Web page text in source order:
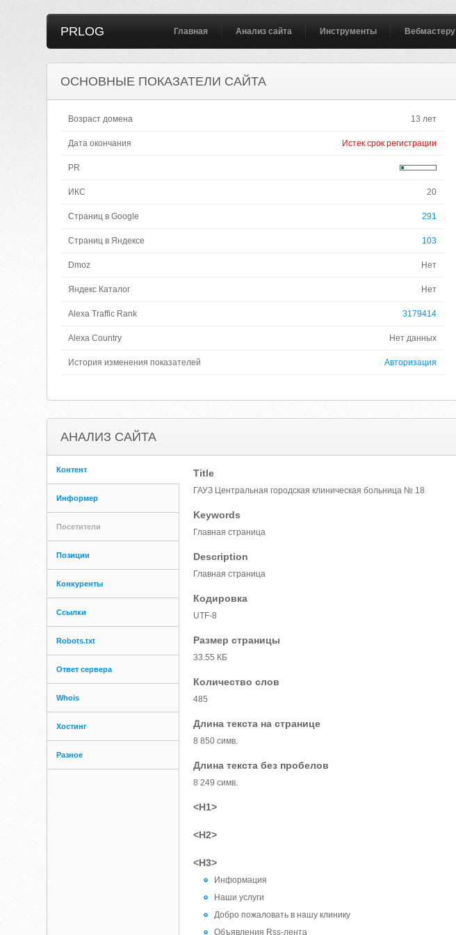
PRLOG Главная Анализ сайта Инструменты Вебмастеру
ОСНОВНЫЕ ПОКАЗАТЕЛИ САЙТА
Возраст домена 13 лет
Дата окончания Истек срок регистрации
PR
ИКС 20
Страниц в Google 291
Страниц в Яндексе 103
Dmoz Нет
Яндекс Каталог Нет
Alexa Traffic Rank 3179414
Alexa Country Нет данных
История изменения показателей Авторизация
АНАЛИЗ САЙТА
Контент
Информер
Посетители
Позиции
Конкуренты
Ссылки
Robots.txt
Ответ сервера
Whois
Хостинг
Разное
Title
ГАУЗ Центральная городская клиническая больница № 18
Keywords
Главная страница
Description
Главная страница
Кодировка
UTF-8
Размер страницы
33.55 КБ
Количество слов
485
Длина текста на странице
8 850 симв.
Длина текста без пробелов
8 249 симв.
<H1>
<H2>
<H3>
Информация
Наши услуги
Добро пожаловать в нашу клинику
Объявления Rss-лента